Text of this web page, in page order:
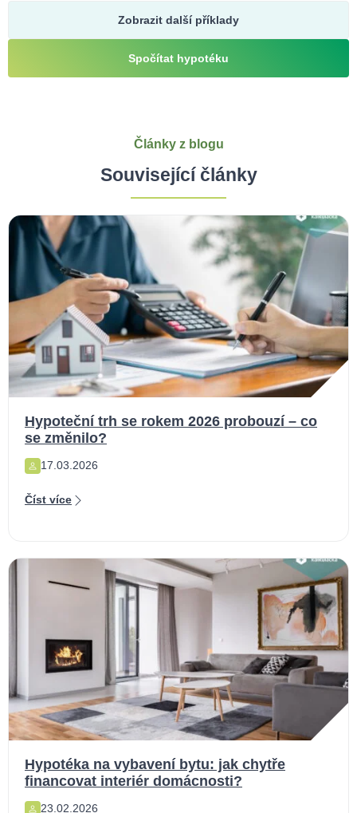
Zobrazit další příklady
Spočítat hypotéku
Články z blogu
Související články
Hypoteční trh se rokem 2026 probouzí – co
se změnilo?
17.03.2026
Číst více
Hypotéka na vybavení bytu: jak chytře
financovat interiér domácnosti?
23.02.2026